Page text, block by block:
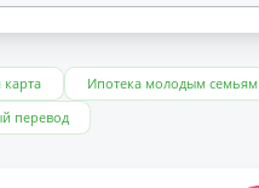
карта Ипотека молодым семьям
перевод